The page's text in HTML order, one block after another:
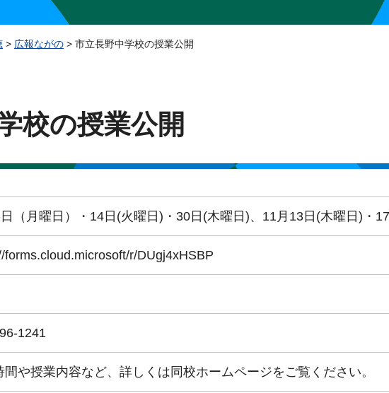
> 広報ながの > 市立長野中学校の授業公開
校の授業公開
（月曜日）・14日(火曜日)・30日(木曜日)、11月13日(木曜日)・
forms.cloud.microsoft/r/DUgj4xHSBP
1241
間や授業内容など、詳しくは同校ホームページをご覧ください。